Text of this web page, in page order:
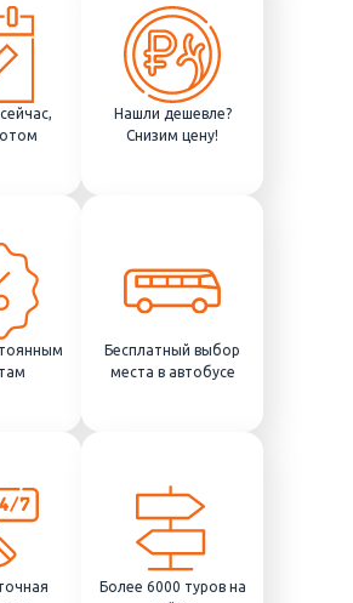
Нашли дешевле?
Снизим цену!
Бесплатный выбор
места в автобусе
Более 6000 туров на